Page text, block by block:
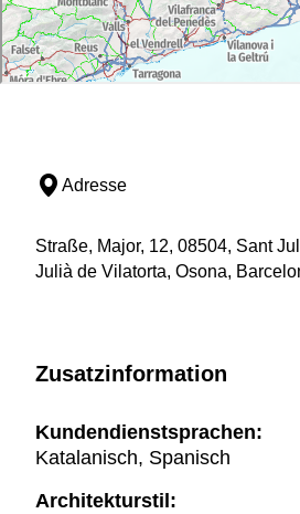
Adresse
Straße, Major, 12, 08504, Sant
Julià de Vilatorta, Osona,
Zusatzinformation
Kundendienstsprachen:
Katalanisch, Spanisch
Architekturstil: